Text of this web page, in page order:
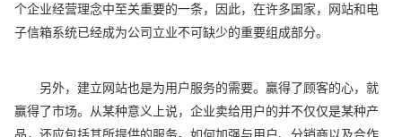
个企业经营理念中至关重要的一条，因此，在许多国家，网站和电
子信箱系统已经成为公司立业不可缺少的重要组成部分。
另外，建立网站也是为用户服务的需要。贏得了顾客的心，就
赢得了市场。从某种意义上说，企业卖给用户的并不仅仅是某种产
品，还应包括其所提供的服务。如何加强与用户、分销商以及合作